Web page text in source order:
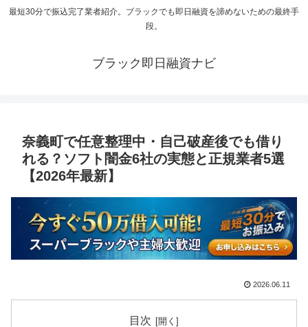
最短30分で振込完了業者紹介。ブラックでも即日融資を諦めないための最終手
段。
ブラック即日融資ナビ
奈義町で任意整理中・自己破産後でも借り
れる？ソフト闇金6社の実態と正規業者5選
【2026年最新】
2026.06.11
目次